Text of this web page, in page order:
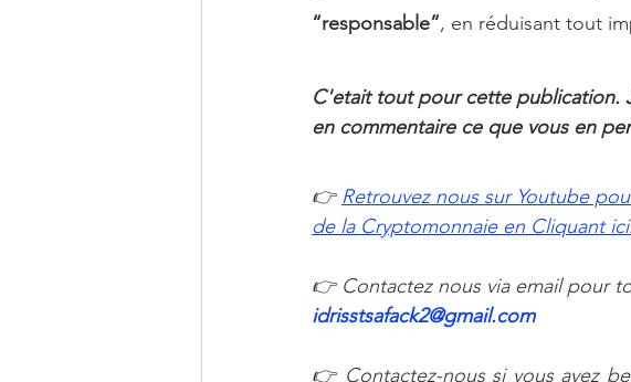
“responsable”, en réduisant tout
C'etait tout pour cette publication.
en commentaire ce que vous en
👉 Retrouvez nous sur Youtube
de la Cryptomonnaie en Cliquant
👉 Contactez nous via email pour
idrisstsafack2@gmail.com
👉 Contactez-nous si vous avez